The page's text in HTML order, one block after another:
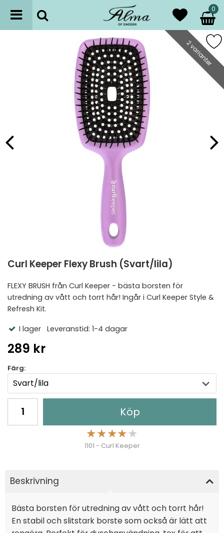
0
2 varianter
Curl Keeper Flexy Brush (Svart/lila)
FLEXY BRUSH från Curl Keeper - bästa borsten för
utredning av vått och torrt hår! Ingår i Curl Keeper Style &
Refresh Kit.
I lager Leveranstid: 1-4 dagar
289 kr
Färg:
Köp
★★★★★
1101 - Curl Keeper
Beskrivning
Bästa borsten för utredning av vått och torrt hår!
En stabil och slitstark borste som också är lätt att